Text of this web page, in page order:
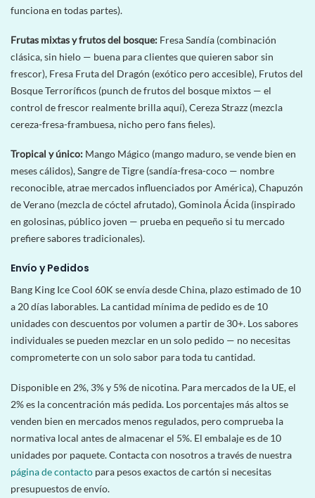
funciona en todas partes).
Frutas mixtas y frutos del bosque: Fresa Sandía (combinación
clásica, sin hielo — buena para clientes que quieren sabor sin
frescor), Fresa Fruta del Dragón (exótico pero accesible), Frutos del
Bosque Terroríficos (punch de frutos del bosque mixtos — el
control de frescor realmente brilla aquí), Cereza Strazz (mezcla
cereza-fresa-frambuesa, nicho pero fans fieles).
Tropical y único: Mango Mágico (mango maduro, se vende bien en
meses cálidos), Sangre de Tigre (sandía-fresa-coco — nombre
reconocible, atrae mercados influenciados por América), Chapuzón
de Verano (mezcla de cóctel afrutado), Gominola Ácida (inspirado
en golosinas, público joven — prueba en pequeño si tu mercado
prefiere sabores tradicionales).
Envío y Pedidos
Bang King Ice Cool 60K se envía desde China, plazo estimado de 10
a 20 días laborables. La cantidad mínima de pedido es de 10
unidades con descuentos por volumen a partir de 30+. Los sabores
individuales se pueden mezclar en un solo pedido — no necesitas
comprometerte con un solo sabor para toda tu cantidad.
Disponible en 2%, 3% y 5% de nicotina. Para mercados de la UE, el
2% es la concentración más pedida. Los porcentajes más altos se
venden bien en mercados menos regulados, pero comprueba la
normativa local antes de almacenar el 5%. El embalaje es de 10
unidades por paquete. Contacta con nosotros a través de nuestra
página de contacto para pesos exactos de cartón si necesitas
presupuestos de envío.